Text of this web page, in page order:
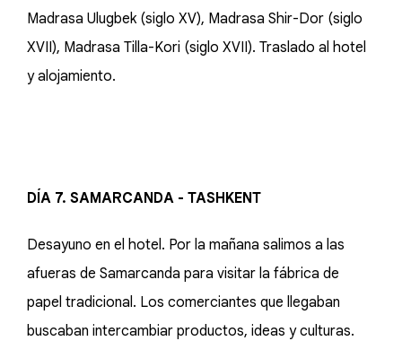
Madrasa Ulugbek (siglo XV), Madrasa Shir-Dor (siglo
XVII), Madrasa Tilla-Kori (siglo XVII). Traslado al hotel
y alojamiento.
DÍA 7. SAMARCANDA - TASHKENT
Desayuno en el hotel. Por la mañana salimos a las
afueras de Samarcanda para visitar la fábrica de
papel tradicional. Los comerciantes que llegaban
buscaban intercambiar productos, ideas y culturas.